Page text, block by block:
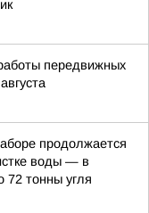
передвижных
продолжается
воды — в
72 тонны угля